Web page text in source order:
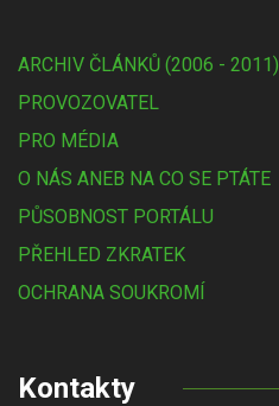
ARCHIV ČLÁNKŮ (2006 - 2011)
PROVOZOVATEL
PRO MÉDIA
O NÁS ANEB NA CO SE PTÁTE
PŮSOBNOST PORTÁLU
PŘEHLED ZKRATEK
OCHRANA SOUKROMÍ
Kontakty